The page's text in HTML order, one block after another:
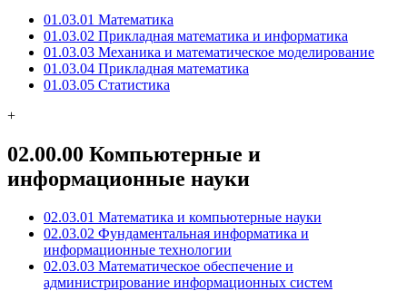
01.03.01 Математика
01.03.02 Прикладная математика и информатика
01.03.03 Механика и математическое моделирование
01.03.04 Прикладная математика
01.03.05 Статистика
+
02.00.00 Компьютерные и
информационные науки
02.03.01 Математика и компьютерные науки
02.03.02 Фундаментальная информатика и
информационные технологии
02.03.03 Математическое обеспечение и
администрирование информационных систем